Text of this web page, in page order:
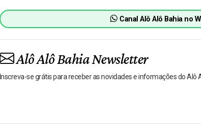
Canal Alô Alô Bahia no
Alô Alô Bahia Newsletter
Inscreva-se grátis para receber as novidades e informações do Alô